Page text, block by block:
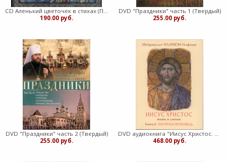
CD Аленький цветочек в стихах (Пластиковый футляр)
190.00 руб.
DVD "Праздники" часть 1 (Твердый)
255.00 руб.
DVD "Праздники" часть 2 (Твердый)
255.00 руб.
DVD аудиокнига "Иисус Христос. Жизнь и учение. Книга 2. Нагорная проповедь" (Твердый)
468.00 руб.